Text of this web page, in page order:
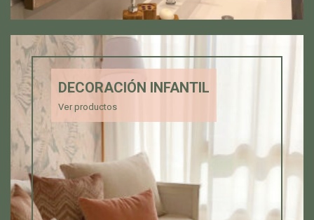
DECORACIÓN INFANTIL
Ver productos